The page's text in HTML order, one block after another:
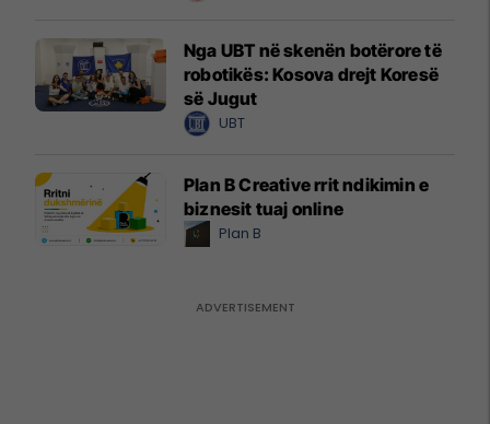
Nga UBT në skenën botërore të
robotikës: Kosova drejt Koresë
së Jugut
UBT
Plan B Creative rrit ndikimin e
biznesit tuaj online
Plan B